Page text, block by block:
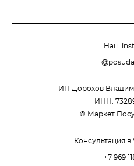
Наш
ИП Дорохов
ИНН:
© Маркет
Консультация
+7 969